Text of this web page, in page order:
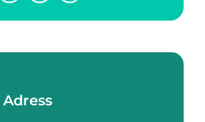
Adress